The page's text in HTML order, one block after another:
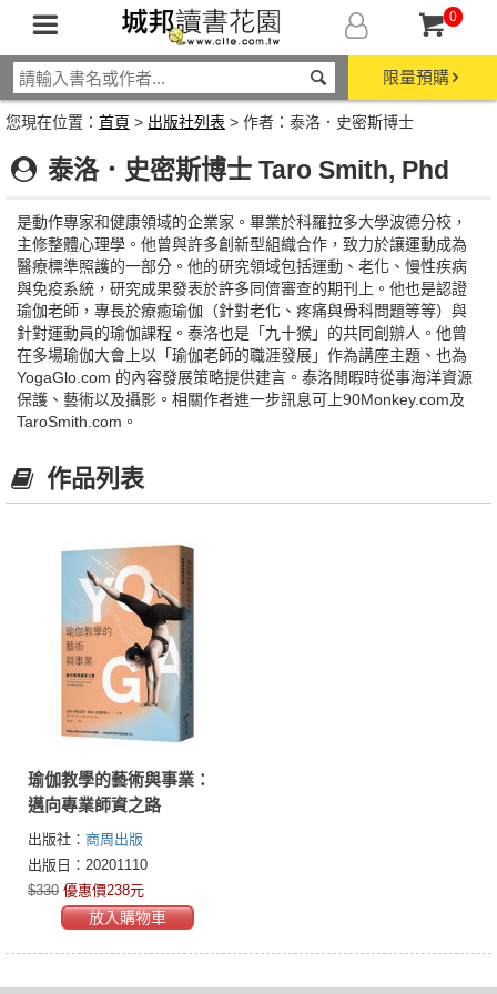
0
限量預購
您現在位置： 首頁 > 出版社列表 > 作者：泰洛．史密斯博士
泰洛．史密斯博士 Taro Smith, Phd
是動作專家和健康領域的企業家。畢業於科羅拉多大學波德分校，
主修整體心理學。他曾與許多創新型組織合作，致力於讓運動成為
醫療標準照護的一部分。他的研究領域包括運動、老化、慢性疾病
與免疫系統，研究成果發表於許多同儕審查的期刊上。他也是認證
瑜伽老師，專長於療癒瑜伽（針對老化、疼痛與骨科問題等等）與
針對運動員的瑜伽課程。泰洛也是「九十猴」的共同創辦人。他曾
在多場瑜伽大會上以「瑜伽老師的職涯發展」作為講座主題、也為
YogaGlo.com 的內容發展策略提供建言。泰洛閒暇時從事海洋資源
保護、藝術以及攝影。相關作者進一步訊息可上90Monkey.com及
TaroSmith.com。
作品列表
瑜伽教學的藝術與事業：
邁向專業師資之路
出版社： 商周出版
出版日：20201110
$330 優惠價238元
放入購物車